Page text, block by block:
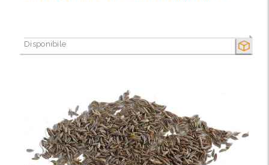
SECCO
Disponibile